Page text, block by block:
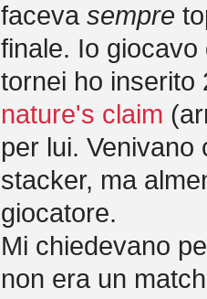
facevasempre
finale. Io
tornei ho inserito
nature's claim
per lui.
stacker, ma
giocatore.
Mi chiedevano
non era un